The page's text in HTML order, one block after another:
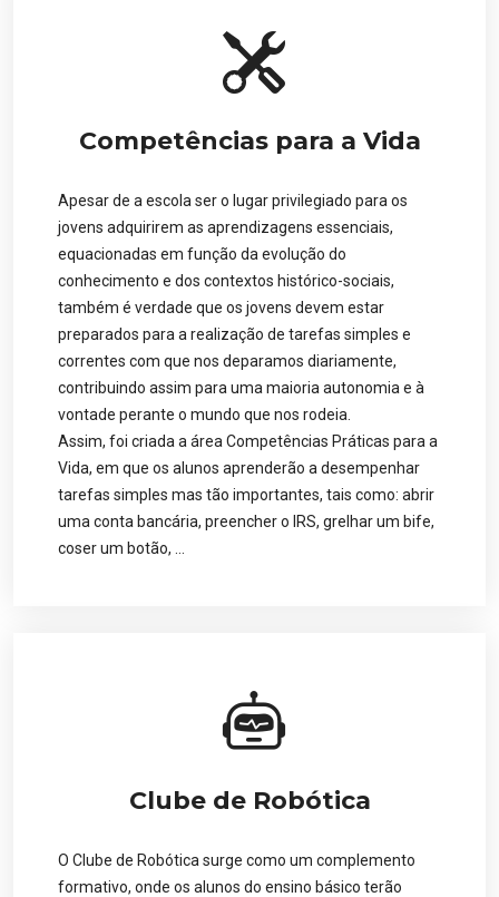
Competências para a Vida
Apesar de a escola ser o lugar privilegiado para os
jovens adquirirem as aprendizagens essenciais,
equacionadas em função da evolução do
conhecimento e dos contextos histórico-sociais,
também é verdade que os jovens devem estar
preparados para a realização de tarefas simples e
correntes com que nos deparamos diariamente,
contribuindo assim para uma maioria autonomia e à
vontade perante o mundo que nos rodeia.
Assim, foi criada a área Competências Práticas para a
Vida, em que os alunos aprenderão a desempenhar
tarefas simples mas tão importantes, tais como: abrir
uma conta bancária, preencher o IRS, grelhar um bife,
coser um botão, …
Clube de Robótica
O Clube de Robótica surge como um complemento
formativo, onde os alunos do ensino básico terão